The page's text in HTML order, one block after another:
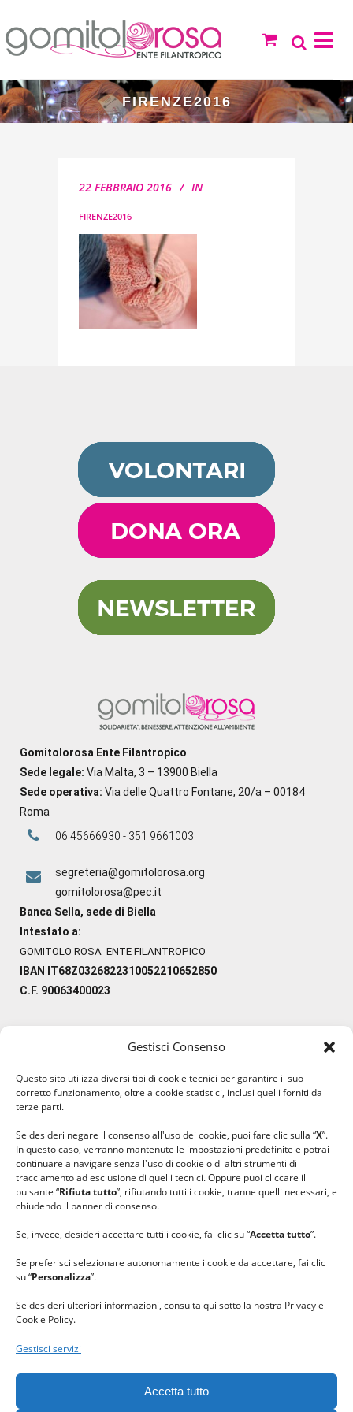
Gestisci Consenso
Questo sito utilizza diversi tipi di cookie tecnici per garantire il suo
corretto funzionamento, oltre a cookie statistici, inclusi quelli forniti da
terze parti.
Se desideri negare il consenso all'uso dei cookie, puoi fare clic sulla “X”.
In questo caso, verranno mantenute le impostazioni predefinite e potrai
continuare a navigare senza l'uso di cookie o di altri strumenti di
tracciamento ad esclusione di quelli tecnici. Oppure puoi cliccare il
pulsante “Rifiuta tutto”, rifiutando tutti i cookie, tranne quelli necessari, e
chiudendo il banner di consenso.
Se, invece, desideri accettare tutti i cookie, fai clic su “Accetta tutto”.
Se preferisci selezionare autonomamente i cookie da accettare, fai clic
su “Personalizza”.
Se desideri ulteriori informazioni, consulta qui sotto la nostra Privacy e
Cookie Policy.
Gestisci servizi
Accetta tutto
FIRENZE2016
22 FEBBRAIO 2016 IN
FIRENZE2016
Gomitolorosa Ente Filantropico
Sede legale: Via Malta, 3 – 13900 Biella
Sede operativa: Via delle Quattro Fontane, 20/a – 00184
Roma
06 45666930 - 351 9661003
segreteria@gomitolorosa.org
gomitolorosa@pec.it
Banca Sella, sede di Biella
Intestato a:
GOMITOLO ROSA ENTE FILANTROPICO
IBAN IT68Z0326822310052210652850
C.F. 90063400023
#lanaterapia
#ilcaloredellempatia